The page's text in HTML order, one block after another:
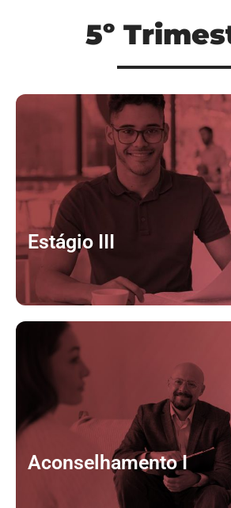
5º
Estágio III
Aconselhamento I
Fridbert August